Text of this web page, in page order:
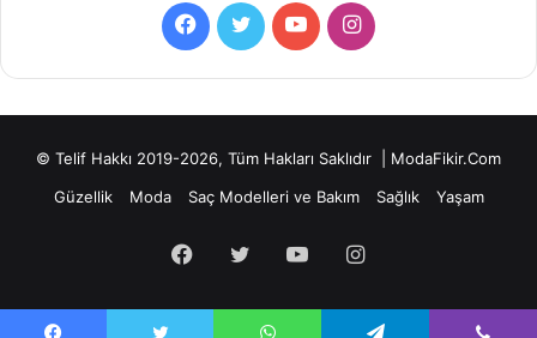
Facebook
TwitterYouTubeInstagram
© Telif Hakkı 2019-2026, Tüm Hakları Saklıdır | ModaFikir.Com
Güzellik
Moda Saç Modelleri ve Bakım Sağlık Yaşam
Facebook
TwitterYouTubeInstagram